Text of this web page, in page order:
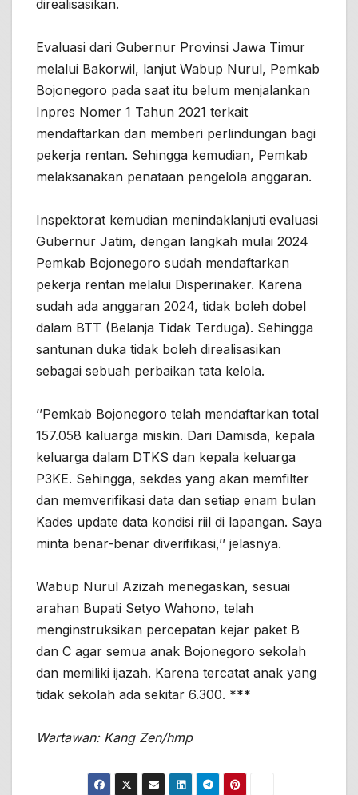
direalisasikan.
Evaluasi dari Gubernur Provinsi Jawa Timur
melalui Bakorwil, lanjut Wabup Nurul, Pemkab
Bojonegoro pada saat itu belum menjalankan
Inpres Nomer 1 Tahun 2021 terkait
mendaftarkan dan memberi perlindungan bagi
pekerja rentan. Sehingga kemudian, Pemkab
melaksanakan penataan pengelola anggaran.
Inspektorat kemudian menindaklanjuti evaluasi
Gubernur Jatim, dengan langkah mulai 2024
Pemkab Bojonegoro sudah mendaftarkan
pekerja rentan melalui Disperinaker. Karena
sudah ada anggaran 2024, tidak boleh dobel
dalam BTT (Belanja Tidak Terduga). Sehingga
santunan duka tidak boleh direalisasikan
sebagai sebuah perbaikan tata kelola.
’’Pemkab Bojonegoro telah mendaftarkan total
157.058 kaluarga miskin. Dari Damisda, kepala
keluarga dalam DTKS dan kepala keluarga
P3KE. Sehingga, sekdes yang akan memfilter
dan memverifikasi data dan setiap enam bulan
Kades update data kondisi riil di lapangan. Saya
minta benar-benar diverifikasi,’’ jelasnya.
Wabup Nurul Azizah menegaskan, sesuai
arahan Bupati Setyo Wahono, telah
menginstruksikan percepatan kejar paket B
dan C agar semua anak Bojonegoro sekolah
dan memiliki ijazah. Karena tercatat anak yang
tidak sekolah ada sekitar 6.300. ***
Wartawan: Kang Zen/hmp